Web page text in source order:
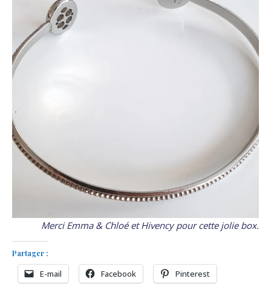
Merci Emma & Chloé et Hivency pour cette jolie box.
Partager :
E-mail Facebook Pinterest